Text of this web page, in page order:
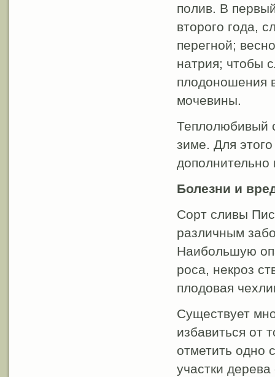
полив. В
второго года,
перегной;
натрия; чтобы
плодоношения
мочевины.
Теплолюбивый
зиме. Для
Болезни и
Сорт сливы
различным
Наибольшую
роса, некроз
плодовая
Существует
избавиться от
отметить одно
участки